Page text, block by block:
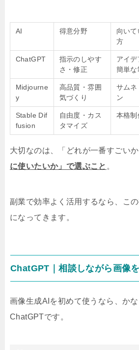
AI 得意分野
向い
方
ChatGPT
指示のしやす
さ・修正
アイデ
簡単な
Midjourne
y
高品質・雰囲
気づくり
サムネ
ン
Stable Dif
fusion
自由度・カス
タマイズ
本格制
大切なのは、 「どれが一番すごい
に使いたいか」で選ぶこと 。
副業で効率よく活用するなら、こ
になってきます。
ChatGPT｜相談しながら画像
画像生成AIを初めて使うなら、か
ChatGPTです。